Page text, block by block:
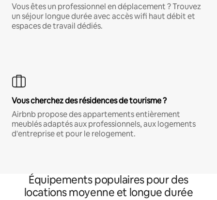
Vous êtes un professionnel en déplacement ? Trouvez
un séjour longue durée avec accès wifi haut débit et
espaces de travail dédiés.
Vous cherchez des résidences de tourisme ?
Airbnb propose des appartements entièrement
meublés adaptés aux professionnels, aux logements
d'entreprise et pour le relogement.
Équipements populaires pour des
locations moyenne et longue durée